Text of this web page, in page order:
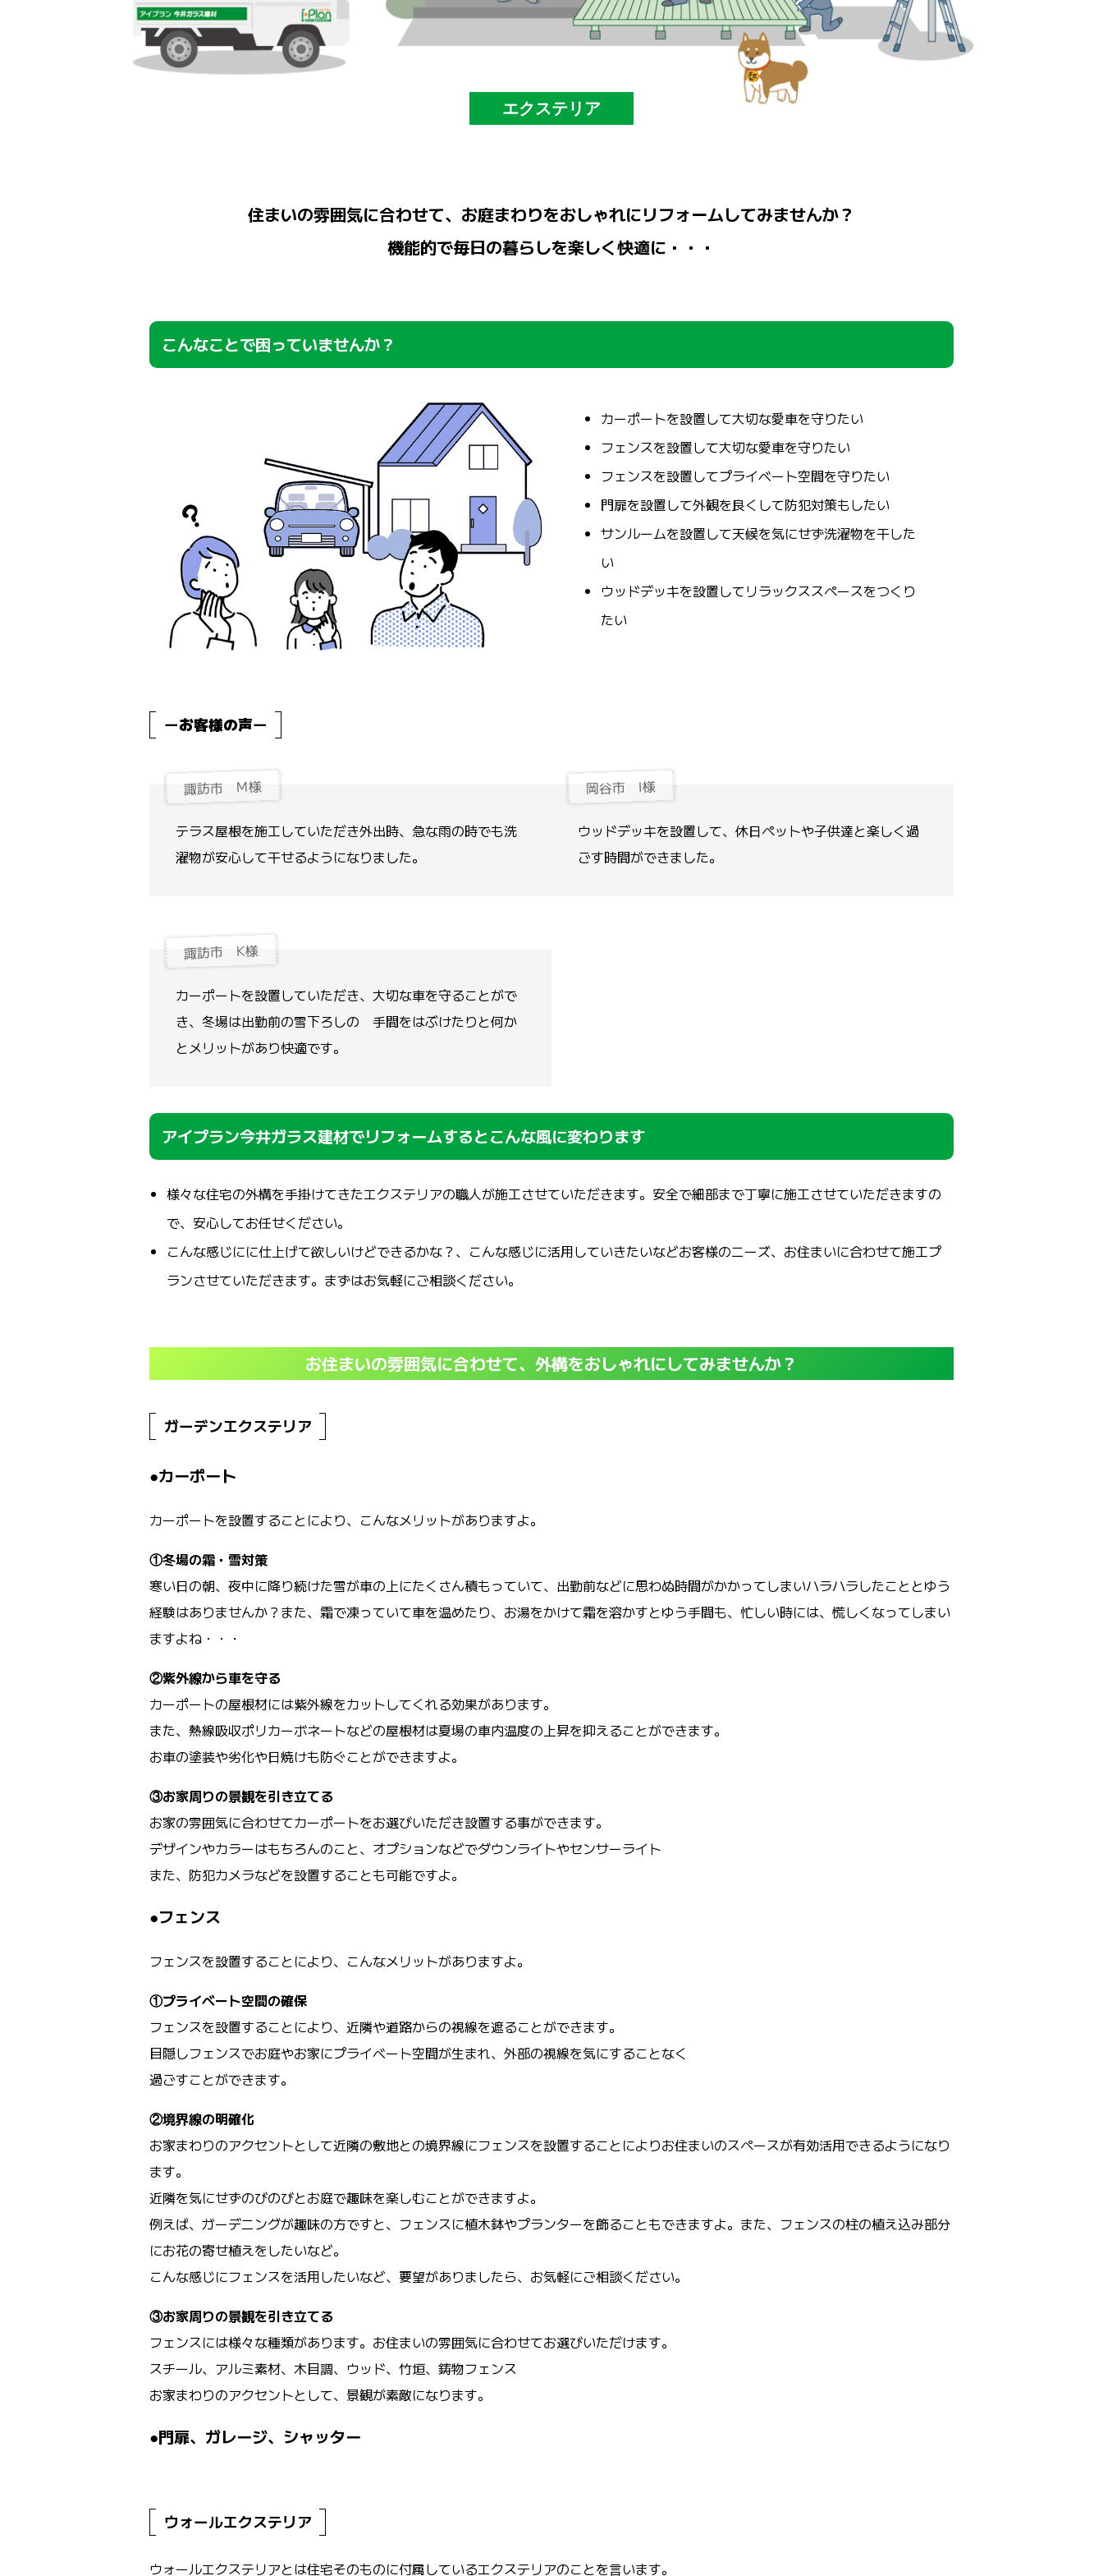
エクステリア
住まいの雰囲気に合わせて、お庭まわりをおしゃれにリフォームしてみませんか？
機能的で毎日の暮らしを楽しく快適に・・・
こんなことで困っていませんか？
カーポートを設置して大切な愛車を守りたい
フェンスを設置して大切な愛車を守りたい
フェンスを設置してプライベート空間を守りたい
門扉を設置して外観を良くして防犯対策もしたい
サンルームを設置して天候を気にせず洗濯物を干した
い
ウッドデッキを設置してリラックススペースをつくり
たい
ーお客様の声ー
諏訪市 M様
テラス屋根を施工していただき外出時、急な雨の時でも洗
濯物が安心して干せるようになりました。
岡谷市 I様
ウッドデッキを設置して、休日ペットや子供達と楽しく過
ごす時間ができました。
諏訪市 K様
カーポートを設置していただき、大切な車を守ることがで
き、冬場は出勤前の雪下ろしの 手間をはぶけたりと何か
とメリットがあり快適です。
アイプラン今井ガラス建材でリフォームするとこんな風に変わります
様々な住宅の外構を手掛けてきたエクステリアの職人が施工させていただきます。安全で細部まで丁寧に施工させていただきますの
で、安心してお任せください。
こんな感じにに仕上げて欲しいけどできるかな？、こんな感じに活用していきたいなどお客様のニーズ、お住まいに合わせて施工プ
ランさせていただきます。まずはお気軽にご相談ください。
お住まいの雰囲気に合わせて、外構をおしゃれにしてみませんか？
ガーデンエクステリア
●カーポート
カーポートを設置することにより、こんなメリットがありますよ。
①冬場の霜・雪対策
寒い日の朝、夜中に降り続けた雪が車の上にたくさん積もっていて、出勤前などに思わぬ時間がかかってしまいハラハラしたこととゆう
経験はありませんか？また、霜で凍っていて車を温めたり、お湯をかけて霜を溶かすとゆう手間も、忙しい時には、慌しくなってしまい
ますよね・・・
②紫外線から車を守る
カーポートの屋根材には紫外線をカットしてくれる効果があります。
また、熱線吸収ポリカーボネートなどの屋根材は夏場の車内温度の上昇を抑えることができます。
お車の塗装や劣化や日焼けも防ぐことができますよ。
③お家周りの景観を引き立てる
お家の雰囲気に合わせてカーポートをお選びいただき設置する事ができます。
デザインやカラーはもちろんのこと、オプションなどでダウンライトやセンサーライト
また、防犯カメラなどを設置することも可能ですよ。
●フェンス
フェンスを設置することにより、こんなメリットがありますよ。
①プライベート空間の確保
フェンスを設置することにより、近隣や道路からの視線を遮ることができます。
目隠しフェンスでお庭やお家にプライベート空間が生まれ、外部の視線を気にすることなく
過ごすことができます。
②境界線の明確化
お家まわりのアクセントとして近隣の敷地との境界線にフェンスを設置することによりお住まいのスペースが有効活用できるようになり
ます。
近隣を気にせずのびのびとお庭で趣味を楽しむことができますよ。
例えば、ガーデニングが趣味の方ですと、フェンスに植木鉢やプランターを飾ることもできますよ。また、フェンスの柱の植え込み部分
にお花の寄せ植えをしたいなど。
こんな感じにフェンスを活用したいなど、要望がありましたら、お気軽にご相談ください。
③お家周りの景観を引き立てる
フェンスには様々な種類があります。お住まいの雰囲気に合わせてお選びいただけます。
スチール、アルミ素材、木目調、ウッド、竹垣、鋳物フェンス
お家まわりのアクセントとして、景観が素敵になります。
●門扉、ガレージ、シャッター
ウォールエクステリア
ウォールエクステリアとは住宅そのものに付属しているエクステリアのことを言います。